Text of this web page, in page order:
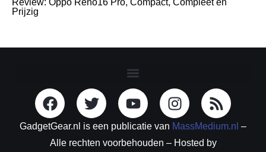
Review: Oppo Reno16 Pro, Compact, Compleet en
Prijzig
GadgetGear.nl is een publicatie van MassMedium.nl –
Alle rechten voorbehouden – Hosted by